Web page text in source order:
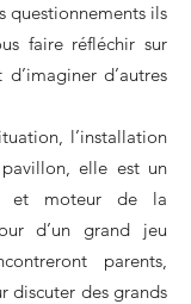
questionnements ils
faire réfléchir sur
d’autres
l’installation
elle est un
et moteur de la
d’un grand jeu
parents,
discuter des grands